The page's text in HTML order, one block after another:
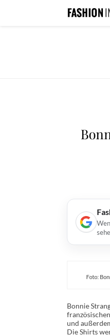
Foto:
Bonnie
und
Die Shirts